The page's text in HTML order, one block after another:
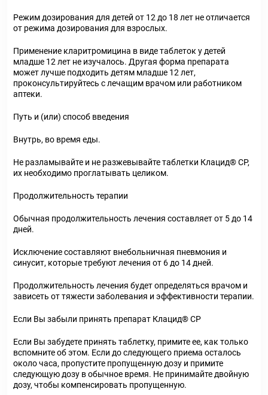
Режим дозирования для детей от 12 до 18 лет не отличается
от режима дозирования для взрослых.
Применение кларитромицина в виде таблеток у детей
младше 12 лет не изучалось. Другая форма препарата
может лучше подходить детям младше 12 лет,
проконсультируйтесь с лечащим врачом или работником
аптеки.
Путь и (или) способ введения
Внутрь, во время еды.
Не разламывайте и не разжевывайте таблетки Клацид® СР,
их необходимо проглатывать целиком.
Продолжительность терапии
Обычная продолжительность лечения составляет от 5 до 14
дней.
Исключение составляют внебольничная пневмония и
синусит, которые требуют лечения от 6 до 14 дней.
Продолжительность лечения будет определяться врачом и
зависеть от тяжести заболевания и эффективности терапии.
Если Вы забыли принять препарат Клацид® СР
Если Вы забудете принять таблетку, примите ее, как только
вспомните об этом. Если до следующего приема осталось
около часа, пропустите пропущенную дозу и примите
следующую дозу в обычное время. Не принимайте двойную
дозу, чтобы компенсировать пропущенную.